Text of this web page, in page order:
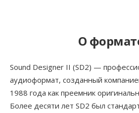
О
Sound Designer II (SD2) —
аудиоформат, созданный
1988 года как преемник
Более десяти лет SD2 был